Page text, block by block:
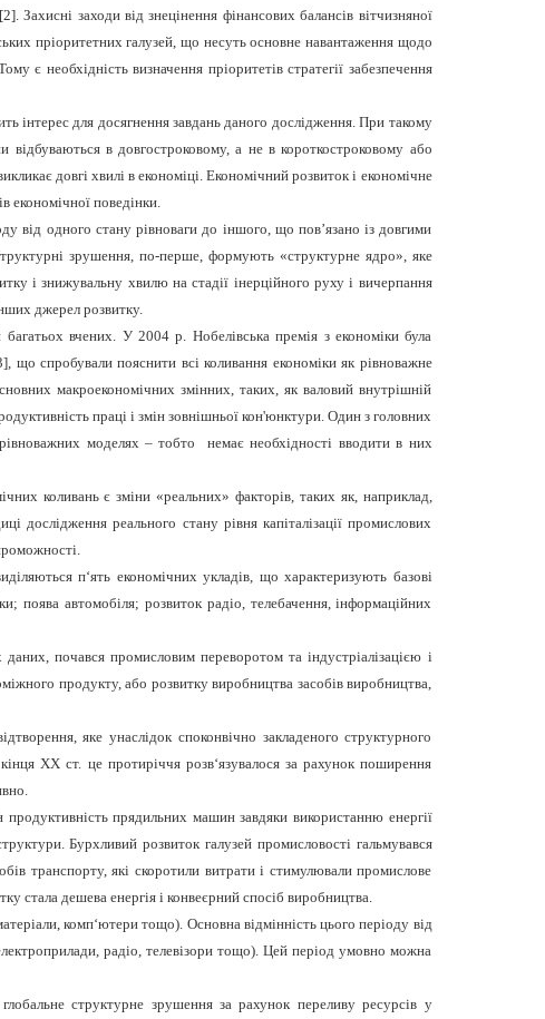
Захисні заходи від знецінення фінансових балансів вітчизняної
пріоритетних галузей, що несуть основне навантаження щодо
є необхідність визначення пріоритетів стратегії забезпечення
інтерес для досягнення завдань даного дослідження. При такому
в довгостроковому, а не в короткостроковому або
довгі хвилі в економіці. Економічний розвиток і економічне
економічної поведінки.
від одного стану рівноваги до іншого, що пов’язано із довгими
зрушення, по-перше, формують «структурне ядро», яке
і знижувальну хвилю на стадії інерційного руху і вичерпання
джерел розвитку.
вчених. У 2004 р. Нобелівська премія з економіки була
спробували пояснити всі коливання економіки як рівноважне
макроекономічних змінних, таких, як валовий внутрішній
праці і змін зовнішньої кон'юнктури. Один з головних
моделях – тобто немає необхідності вводити в них
коливань є зміни «реальних» факторів, таких як, наприклад,
дослідження реального стану рівня капіталізації промислових
п‘ять економічних укладів, що характеризують базові
поява автомобіля; розвиток радіо, телебачення, інформаційних
почався промисловим переворотом та індустріалізацією і
продукту, або розвитку виробництва засобів виробництва,
яке унаслідок споконвічно закладеного структурного
XX ст. це протиріччя розв‘язувалося за рахунок поширення
прядильних машин завдяки використанню енергії
Бурхливий розвиток галузей промисловості гальмувався
транспорту, які скоротили витрати і стимулювали промислове
стала дешева енергія і конвеєрний спосіб виробництва.
комп‘ютери тощо). Основна відмінність цього періоду від
радіо, телевізори тощо). Цей період умовно можна
структурне зрушення за рахунок переливу ресурсів у